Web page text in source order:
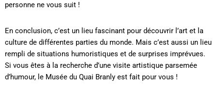
personne ne vous suit !
En conclusion, c’est un lieu fascinant pour découvrir l’art et la
culture de différentes parties du monde. Mais c’est aussi un lieu
rempli de situations humoristiques et de surprises imprévues.
Si vous êtes à la recherche d’une visite artistique parsemée
d’humour, le Musée du Quai Branly est fait pour vous !